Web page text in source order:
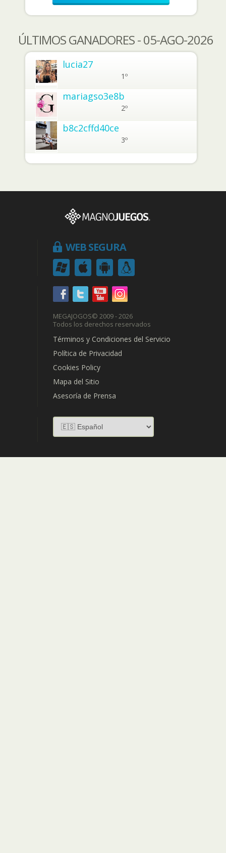
ÚLTIMOS GANADORES - 05-AGO-2026
lucia27
1º
mariagso3e8b
2º
b8c2cffd40ce
3º
WEB SEGURA
MEGAJOGOS© 2009 - 2026
Todos los derechos reservados
Términos y Condiciones del Servicio
Política de Privacidad
Cookies Policy
Mapa del Sitio
Asesoría de Prensa